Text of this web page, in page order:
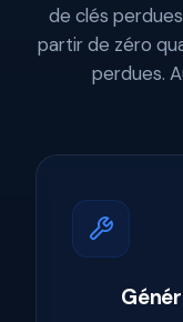
de clés
partir de zéro
perdues.